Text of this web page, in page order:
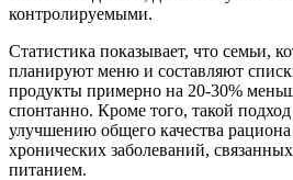
контролируемыми.
Статистика показывает, что семьи,
планируют меню и составляют
продукты примерно на 20-30%
спонтанно. Кроме того, такой подход
улучшению общего качества
хронических заболеваний,
питанием.